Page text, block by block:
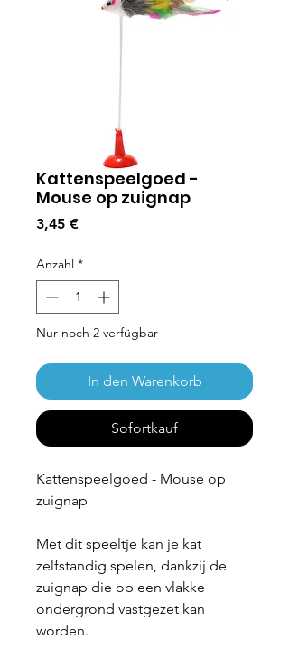
Kattenspeelgoed -
Mouse op zuignap
3,45 €Preis
Anzahl *
Nur noch 2 verfügbar
In den Warenkorb
Sofortkauf
Kattenspeelgoed - Mouse op
zuignap
Met dit speeltje kan je kat
zelfstandig spelen, dankzij de
zuignap die op een vlakke
ondergrond vastgezet kan
worden.